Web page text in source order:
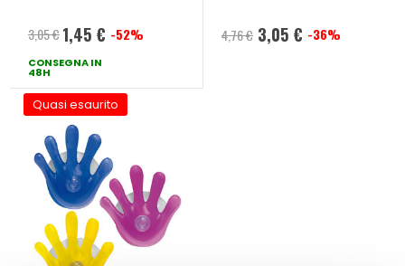
3,05 € Prezzo
speciale
1,45 € -52%
CONSEGNA IN
48H
4,76 € 3,05 € -36%
Quasi esaurito